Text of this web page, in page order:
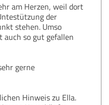
am Herzen, weil dort
der
stehen. Umso
auch so gut gefallen
gerne
Hinweis zu Ella.